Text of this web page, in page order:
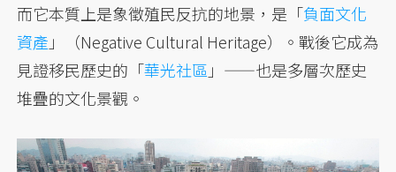
而它本質上是象徵殖民反抗的地景，是「負面文化
資產 」（Negative Cultural Heritage）。戰後它成為
見證移民歷史的「華光社區 」——也是多層次歷史
堆疊的文化景觀。